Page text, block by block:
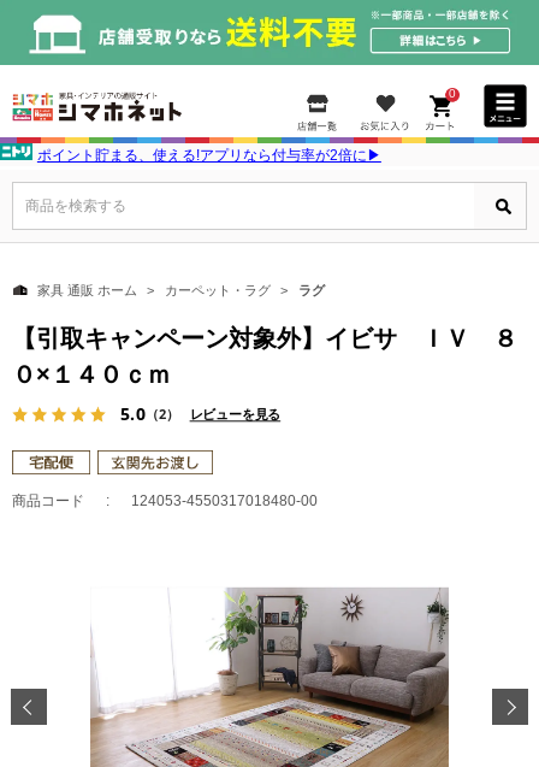
0
ポイント貯まる、使える!アプリなら付与率が2倍に▶
商品を検索する
家具 通販 ホーム カーペット・ラグ ラグ
【引取キャンペーン対象外】イビサ ＩＶ ８
０×１４０ｃｍ
5.0（2） レビューを見る
商品コード 124053-4550317018480-00